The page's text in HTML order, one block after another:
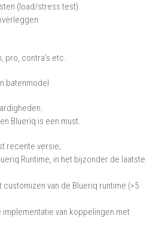
(load/stress test)
pro, contra’s etc.
batenmodel
Blueriq is een must.
recente versie;
Runtime, in het bijzonder de laatste
van de Blueriq runtime (>5
implementatie van koppelingen met